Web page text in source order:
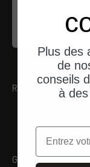
RECOMMANDATIONS
Galerie
Plus des
de
conseils
à
Email